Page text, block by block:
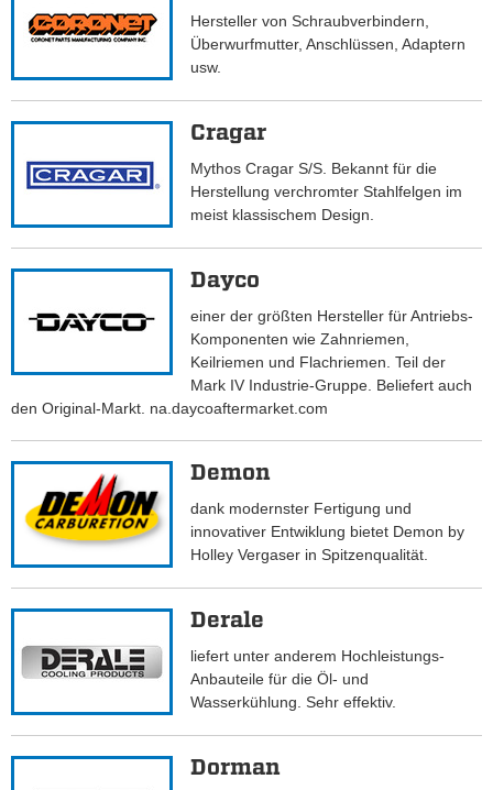
Hersteller von Schraubverbindern,
Überwurfmutter, Anschlüssen, Adaptern
usw.
Cragar
Mythos Cragar S/S. Bekannt für die
Herstellung verchromter Stahlfelgen im
meist klassischem Design.
Dayco
einer der größten Hersteller für Antriebs-
Komponenten wie Zahnriemen,
Keilriemen und Flachriemen. Teil der
Mark IV Industrie-Gruppe. Beliefert auch
den Original-Markt. na.daycoaftermarket.com
Demon
dank modernster Fertigung und
innovativer Entwiklung bietet Demon by
Holley Vergaser in Spitzenqualität.
Derale
liefert unter anderem Hochleistungs-
Anbauteile für die Öl- und
Wasserkühlung. Sehr effektiv.
Dorman